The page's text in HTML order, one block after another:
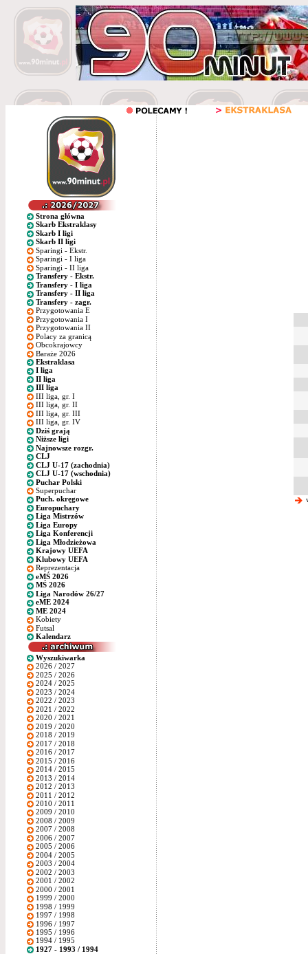
Strona główna
Skarb Ekstraklasy
Skarb I ligi
Skarb II ligi
Sparingi - Ekstr.
Sparingi - I liga
Sparingi - II liga
Transfery - Ekstr.
Transfery - I liga
Transfery - II liga
Transfery - zagr.
Przygotowania E
Przygotowania I
Przygotowania II
Polacy za granicą
Obcokrajowcy
Baraże 2026
Ekstraklasa
I liga
II liga
III liga
III liga, gr. I
III liga, gr. II
III liga, gr. III
III liga, gr. IV
Dziś grają
Niższe ligi
Najnowsze rozgr.
CLJ
CLJ U-17 (zachodnia)
CLJ U-17 (wschodnia)
Puchar Polski
Superpuchar
Puch. okręgowe
Europuchary
Liga Mistrzów
Liga Europy
Liga Konferencji
Liga Młodzieżowa
Krajowy UEFA
Klubowy UEFA
Reprezentacja
eMŚ 2026
MŚ 2026
Liga Narodów 26/27
eME 2024
ME 2024
Kobiety
Futsal
Kalendarz
Wyszukiwarka
2026 / 2027
2025 / 2026
2024 / 2025
2023 / 2024
2022 / 2023
2021 / 2022
2020 / 2021
2019 / 2020
2018 / 2019
2017 / 2018
2016 / 2017
2015 / 2016
2014 / 2015
2013 / 2014
2012 / 2013
2011 / 2012
2010 / 2011
2009 / 2010
2008 / 2009
2007 / 2008
2006 / 2007
2005 / 2006
2004 / 2005
2003 / 2004
2002 / 2003
2001 / 2002
2000 / 2001
1999 / 2000
1998 / 1999
1997 / 1998
1996 / 1997
1995 / 1996
1994 / 1995
1927 - 1993 / 1994